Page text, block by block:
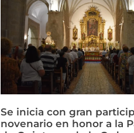
Se inicia con gran
novenario en honor a la